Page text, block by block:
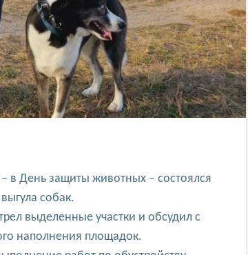
в День защиты животных – состоялся
собак.
выделенные участки и обсудил с
наполнения площадок.